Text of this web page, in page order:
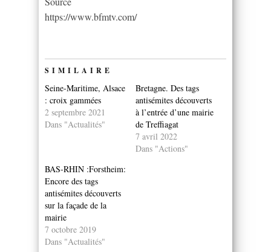
https://www.bfmtv.com/
SIMILAIRE
Seine-Maritime, Alsace
: croix gammées
2 septembre 2021
Dans "Actualités"
Bretagne. Des tags
antisémites découverts
à l’entrée d’une mairie
de Treffiagat
7 avril 2022
Dans "Actions"
BAS-RHIN :Forstheim:
Encore des tags
antisémites découverts
sur la façade de la
mairie
7 octobre 2019
Dans "Actualités"